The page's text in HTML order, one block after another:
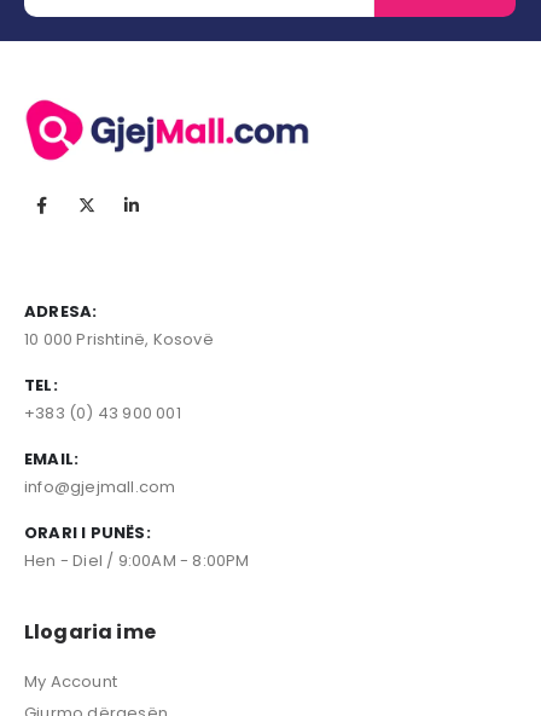
ADRESA:
10 000 Prishtinë, Kosovë
TEL:
+383 (0) 43 900 001
EMAIL:
info@gjejmall.com
ORARI I PUNËS:
Hen - Diel / 9:00AM - 8:00PM
Llogaria ime
My Account